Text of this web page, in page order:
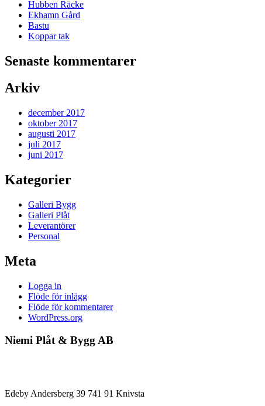
Hubben Räcke
Ekhamn Gård
Bastu
Koppar tak
Senaste kommentarer
Arkiv
december 2017
oktober 2017
augusti 2017
juli 2017
juni 2017
Kategorier
Galleri Bygg
Galleri Plåt
Leverantörer
Personal
Meta
Logga in
Flöde för inlägg
Flöde för kommentarer
WordPress.org
Niemi Plåt & Bygg AB
Edeby Andersberg 39 741 91 Knivsta